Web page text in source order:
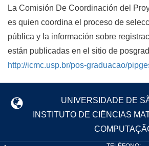
La Comisión De Coordinación del
es quien coordina el proceso de
pública y la información sobre
están publicadas en el sitio de
http://icmc.usp.br/pos-graduacao/
UNIVERSIDADE DE
INSTITUTO DE CIÊNCIAS